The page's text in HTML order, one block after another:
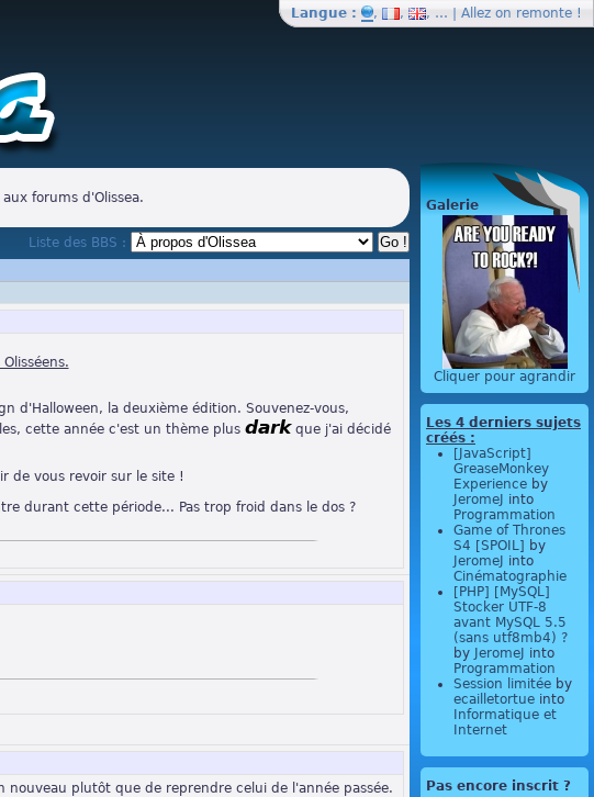
Langue : , , , … | Allez on remonte !
forums d'Olissea.
Liste des BBS :
d'Halloween, la deuxième édition. Souvenez-vous,
cette année c'est un thème plus darkque j'ai décidé
de vous revoir sur le site !
durant cette période... Pas trop froid dans le dos ?
plutôt que de reprendre celui de l'année passée.
Galerie
Cliquer pour agrandir
Les 4 derniers sujets
créés :
[JavaScript]
GreaseMonkey
Experience by
JeromeJ
into
Programmation
Game of Thrones
S4 [SPOIL] by
JeromeJ
into
Cinématographie
[PHP] [MySQL]
Stocker UTF-8
avant MySQL 5.5
(sans utf8mb4) ?
by JeromeJ
into
Programmation
Session limitée by
ecailletortue into
Informatique et
Internet
Pas encore inscrit ?